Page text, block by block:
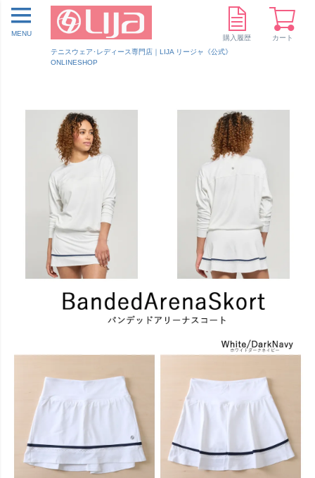
テニスウェア･レディース専門店｜LIJA リージャ《公式》
ONLINESHOP
MENU
購入履歴 カート